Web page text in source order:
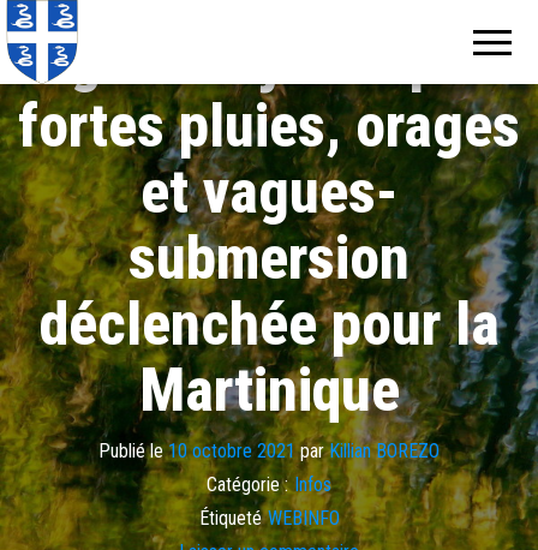
Vigilance jaune pour
fortes pluies, orages
et vagues-
submersion
déclenchée pour la
Martinique
Publié le10 octobre 2021parKillian BOREZO
Catégorie : Infos
Étiqueté WEBINFO